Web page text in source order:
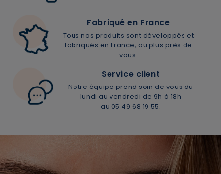
ANNULER OUI
Fabriqué en France
Tous nos produits sont développés et
fabriqués en France, au plus près de
vous.
Service client
Notre équipe prend soin de vous du
lundi au vendredi de 9h à 18h
au 05 49 68 19 55.
JE M’INSCRIS
recevoir des communications par e-mail de la part de
Rivadouce et Milton, son partenaire Hygiène Maison.